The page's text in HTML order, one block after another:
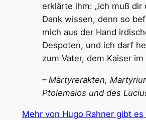
erklärte ihm: „Ich muß dir
Dank wissen, denn so
mich aus der Hand
Despoten, und ich darf
zum Vater, dem Kaiser im
– Märtyrerakten,
Ptolemaios und des
Mehr von Hugo Rahner gibt